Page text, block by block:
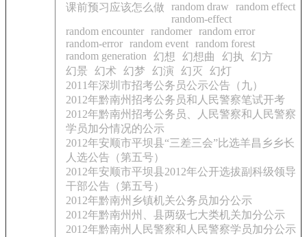
课前预习应该怎么做
random draw
random effect
random-effect
random encounter randomer random error
random-error random event random forest
random generation
幻想 幻想曲 幻执
幻方
幻景
幻术 幻梦 幻演 幻灭
幻灯
2011年深圳市招考公务员公示公告（九）
2012年黔南州招考公务员和人民警察笔试开考
2012年黔南州招考公务员、人民警察和人民警察
学员加分情况的公示
2012年安顺市平坝县“三差三会”比选羊昌乡乡长
人选公告（第五号）
2012年安顺市平坝县2012年公开选拔副科级领导
干部公告（第五号）
2012年黔南州乡镇机关公务员加分公示
2012年黔南州州、县两级七大类机关加分公示
2012年黔南州人民警察和人民警察学员加分公示